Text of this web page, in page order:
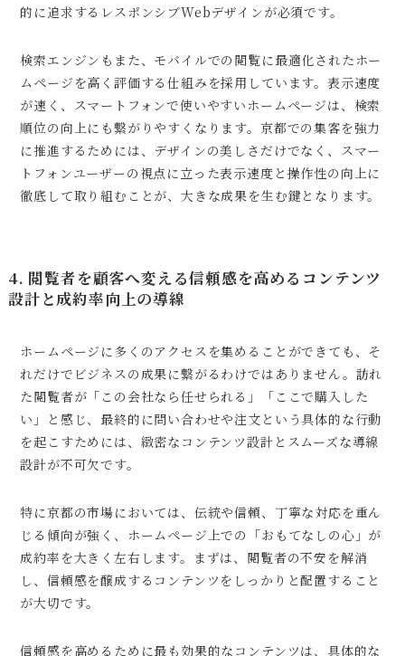
的に追求するレスポンシブWebデザインが必須です。
検索エンジンもまた、モバイルでの閲覧に最適化されたホー
ムページを高く評価する仕組みを採用しています。表示速度
が速く、スマートフォンで使いやすいホームページは、検索
順位の向上にも繋がりやすくなります。京都での集客を強力
に推進するためには、デザインの美しさだけでなく、スマー
トフォンユーザーの視点に立った表示速度と操作性の向上に
徹底して取り組むことが、大きな成果を生む鍵となります。
4. 閲覧者を顧客へ変える信頼感を高めるコンテンツ
設計と成約率向上の導線
ホームページに多くのアクセスを集めることができても、そ
れだけでビジネスの成果に繋がるわけではありません。訪れ
た閲覧者が「この会社なら任せられる」「ここで購入した
い」と感じ、最終的に問い合わせや注文という具体的な行動
を起こすためには、緻密なコンテンツ設計とスムーズな導線
設計が不可欠です。
特に京都の市場においては、伝統や信頼、丁寧な対応を重ん
じる傾向が強く、ホームページ上での「おもてなしの心」が
成約率を大きく左右します。まずは、閲覧者の不安を解消
し、信頼感を醸成するコンテンツをしっかりと配置すること
が大切です。
信頼感を高めるために最も効果的なコンテンツは、具体的な